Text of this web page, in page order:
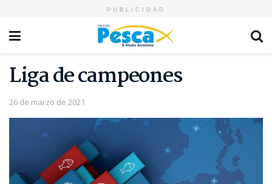
PUBLICIDAD
Liga de campeones
26 de marzo de 2021